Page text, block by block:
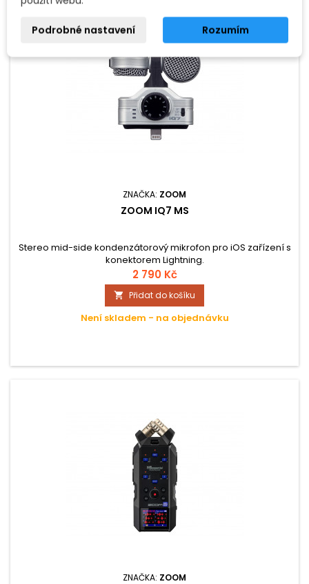
ZNAČKA: ZOOM
ZOOM IQ7 MS
Stereo mid-side kondenzátorový mikrofon pro iOS zařízení s
konektorem Lightning.
2 790 Kč
 Přidat do košíku
Není skladem - na objednávku
ZNAČKA: ZOOM
Podrobné nastavení Rozumím